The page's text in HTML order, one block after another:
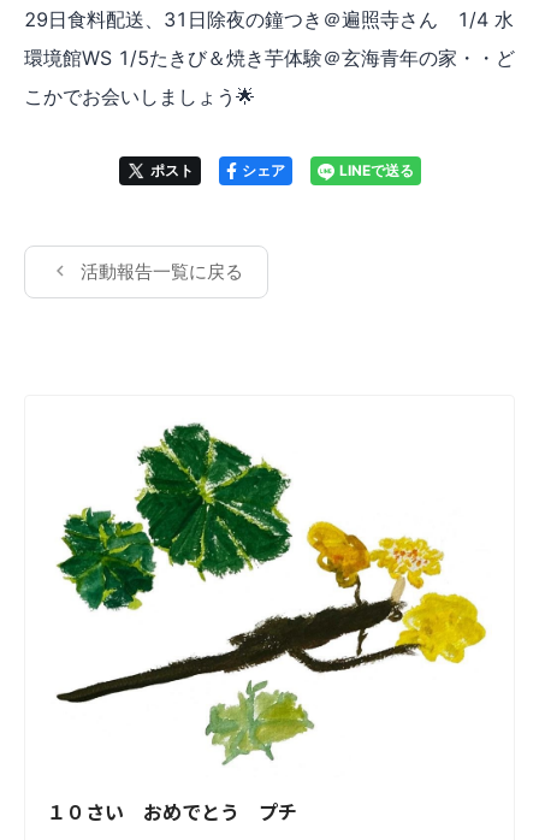
29日食料配送、31日除夜の鐘つき＠遍照寺さん 1/4 水
環境館WS 1/5たきび＆焼き芋体験＠玄海青年の家・・ど
こかでお会いしましょう🌟
ポスト シェア LINEで送る
活動報告一覧に戻る
１０さい おめでとう プチ